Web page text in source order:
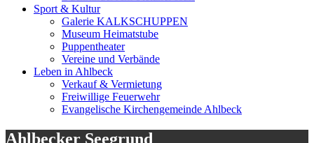
Sport & Kultur
Galerie KALKSCHUPPEN
Museum Heimatstube
Puppentheater
Vereine und Verbände
Leben in Ahlbeck
Verkauf & Vermietung
Freiwillige Feuerwehr
Evangelische Kirchengemeinde Ahlbeck
Ahlbecker Seegrund